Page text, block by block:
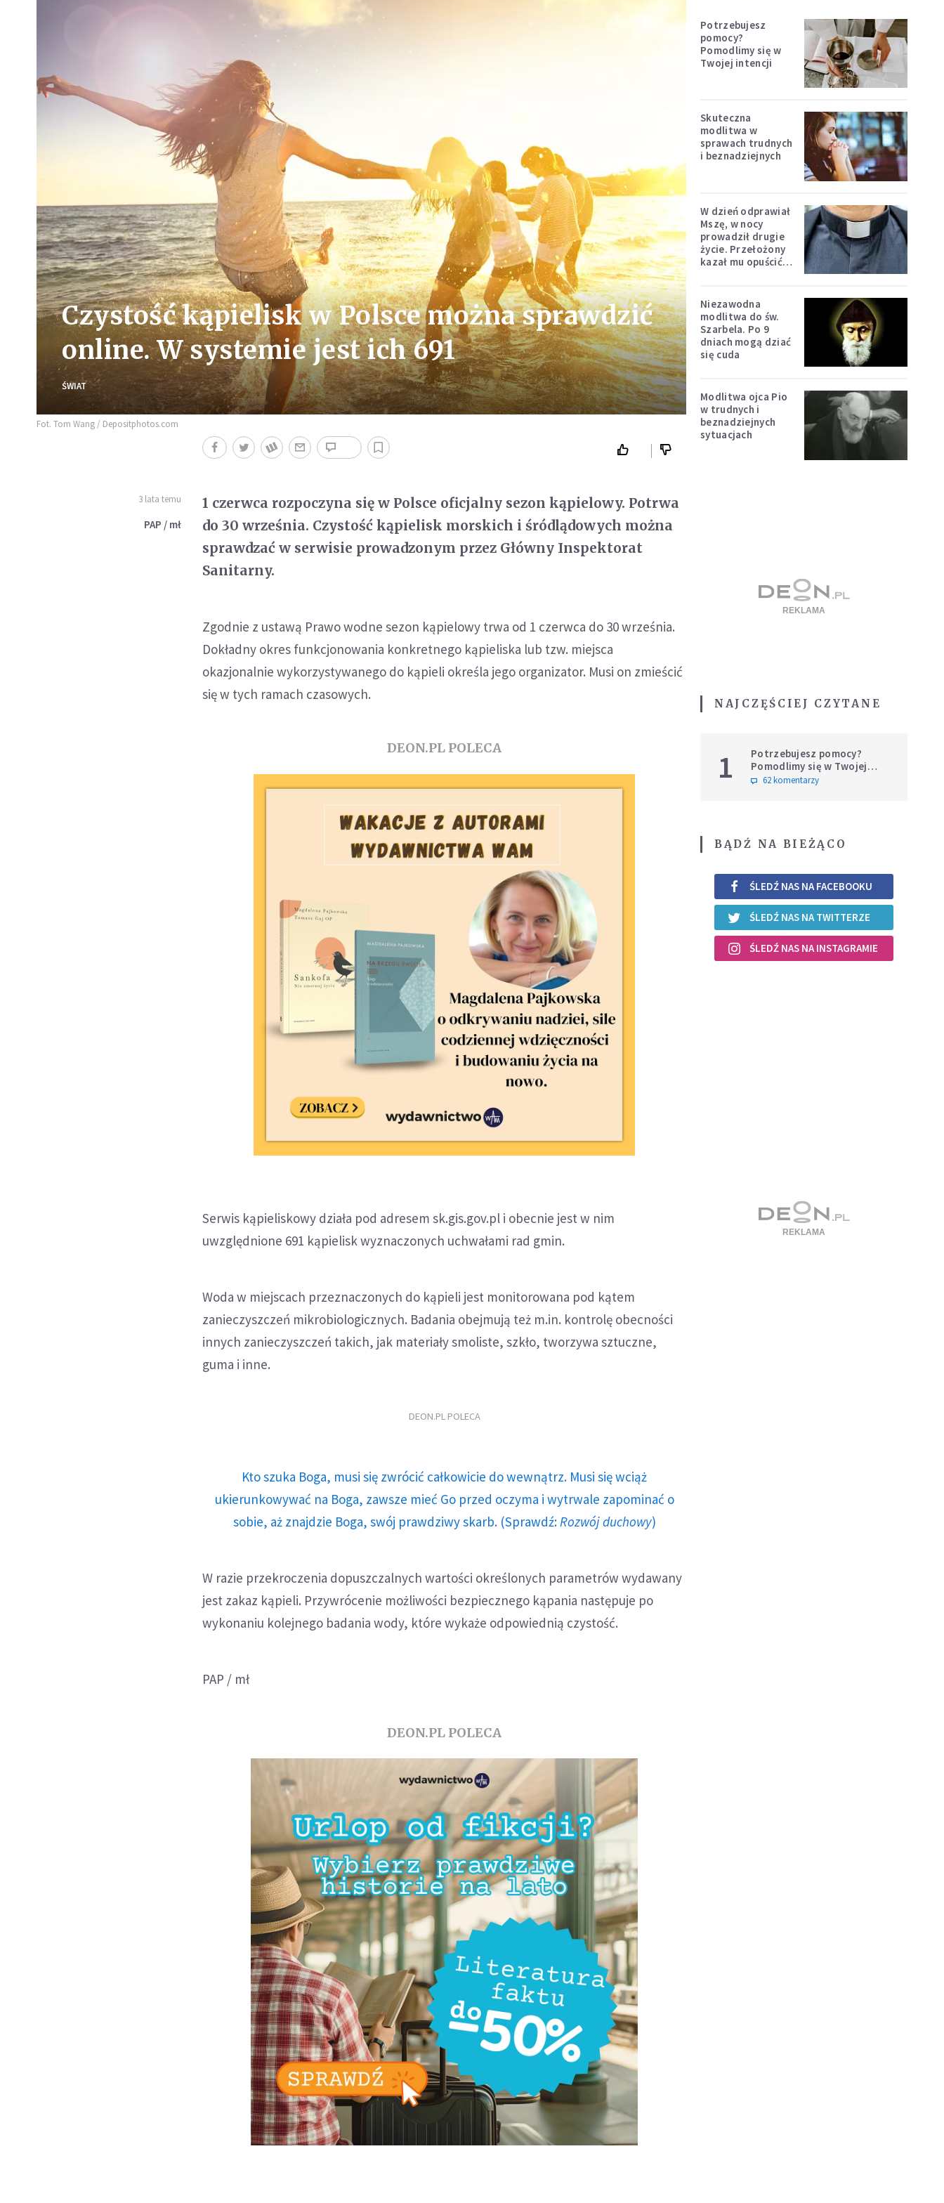
Czystość kąpielisk w Polsce można sprawdzić
online. W systemie jest ich 691
ŚWIAT
Fot. Tom Wang / Depositphotos.com
3 lata temu
PAP / mł
1 czerwca rozpoczyna się w Polsce oficjalny sezon kąpielowy. Potrwa
do 30 września. Czystość kąpielisk morskich i śródlądowych można
sprawdzać w serwisie prowadzonym przez Główny Inspektorat
Sanitarny.
Zgodnie z ustawą Prawo wodne sezon kąpielowy trwa od 1 czerwca do 30 września.
Dokładny okres funkcjonowania konkretnego kąpieliska lub tzw. miejsca
okazjonalnie wykorzystywanego do kąpieli określa jego organizator. Musi on zmieścić
się w tych ramach czasowych.
DEON.PL POLECA
Serwis kąpieliskowy działa pod adresem sk.gis.gov.pl i obecnie jest w nim
uwzględnione 691 kąpielisk wyznaczonych uchwałami rad gmin.
Woda w miejscach przeznaczonych do kąpieli jest monitorowana pod kątem
zanieczyszczeń mikrobiologicznych. Badania obejmują też m.in. kontrolę obecności
innych zanieczyszczeń takich, jak materiały smoliste, szkło, tworzywa sztuczne,
guma i inne.
DEON.PL POLECA
Kto szuka Boga, musi się zwrócić całkowicie do wewnątrz. Musi się wciąż
ukierunkowywać na Boga, zawsze mieć Go przed oczyma i wytrwale zapominać o
sobie, aż znajdzie Boga, swój prawdziwy skarb. (Sprawdź: Rozwój duchowy)
W razie przekroczenia dopuszczalnych wartości określonych parametrów wydawany
jest zakaz kąpieli. Przywrócenie możliwości bezpiecznego kąpania następuje po
wykonaniu kolejnego badania wody, które wykaże odpowiednią czystość.
PAP / mł
DEON.PL POLECA
Potrzebujesz
pomocy?
Pomodlimy się w
Twojej intencji
Skuteczna
modlitwa w
sprawach trudnych
i beznadziejnych
W dzień odprawiał
Mszę, w nocy
prowadził drugie
życie. Przełożony
kazał mu opuścić
Niezawodna
modlitwa do św.
Szarbela. Po 9
dniach mogą dziać
się cuda
Modlitwa ojca Pio
w trudnych i
beznadziejnych
sytuacjach
NAJCZĘŚCIEJ CZYTANE
1
Potrzebujesz pomocy?
Pomodlimy się w Twojej
intencji
62 komentarzy
BĄDŹ NA BIEŻĄCO
ŚLEDŹ NAS NA FACEBOOKU
ŚLEDŹ NAS NA TWITTERZE
ŚLEDŹ NAS NA INSTAGRAMIE